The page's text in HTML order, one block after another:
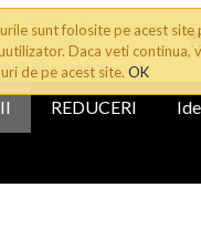
sunt folosite pe acest site
Daca veti continua,
de pe acest site.OK
REDUCERI